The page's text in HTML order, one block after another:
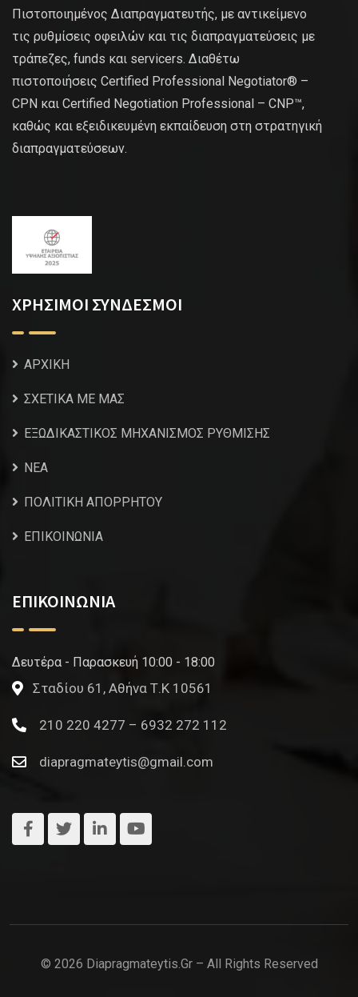
Πιστοποιημένος Διαπραγματευτής, με αντικείμενο
τις ρυθμίσεις οφειλών και τις διαπραγματεύσεις με
τράπεζες, funds και servicers. Διαθέτω
πιστοποιήσεις Certified Professional Negotiator® –
CPN και Certified Negotiation Professional – CNP™,
καθώς και εξειδικευμένη εκπαίδευση στη στρατηγική
διαπραγματεύσεων.
ΧΡΗΣΙΜΟΙ ΣΥΝΔΕΣΜΟΙ
ΑΡΧΙΚΗ
ΣΧΕΤΙΚΑ ΜΕ ΜΑΣ
ΕΞΩΔΙΚΑΣΤΙΚΟΣ ΜΗΧΑΝΙΣΜΟΣ ΡΥΘΜΙΣΗΣ
NEA
ΠΟΛΙΤΙΚΗ ΑΠΟΡΡΗΤΟΥ
ΕΠΙΚΟΙΝΩΝΙΑ
ΕΠΙΚΟΙΝΩΝΙΑ
Δευτέρα - Παρασκευή 10:00 - 18:00
Σταδίου 61, Αθήνα Τ.Κ 10561
210 220 4277 – 6932 272 112
diapragmateytis@gmail.com
© 2026 Diapragmateytis.gr – All Rights Reserved